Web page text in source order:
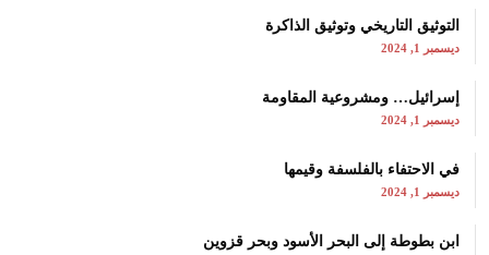
التوثيق التاريخي وتوثيق الذاكرة
ديسمبر 1, 2024
إسرائيل… ومشروعية المقاومة
ديسمبر 1, 2024
في الاحتفاء بالفلسفة وقيمها
ديسمبر 1, 2024
ابن بطوطة إلى البحر الأسود وبحر قزوين